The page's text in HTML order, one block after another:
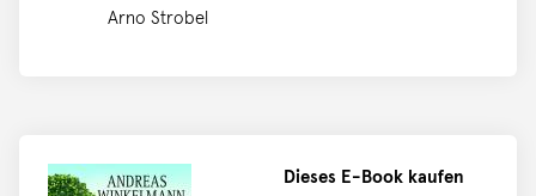
Arno Strobel
Dieses E-Book kaufen